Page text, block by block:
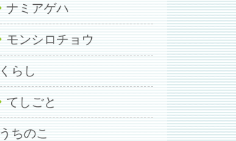
ナミアゲハ
モンシロチョウ
くらし
てしごと
うちのこ